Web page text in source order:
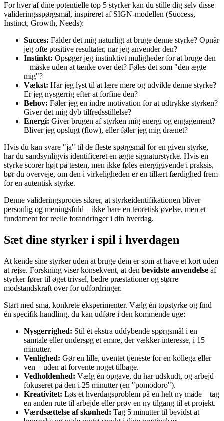
For hver af dine potentielle top 5 styrker kan du stille dig selv disse
valideringsspørgsmål, inspireret af SIGN-modellen (Success,
Instinct, Growth, Needs):
Succes: Falder det mig naturligt at bruge denne styrke? Opnår
jeg ofte positive resultater, når jeg anvender den?
Instinkt: Opsøger jeg instinktivt muligheder for at bruge den
– måske uden at tænke over det? Føles det som "den ægte
mig"?
Vækst: Har jeg lyst til at lære mere og udvikle denne styrke?
Er jeg nysgerrig efter at forfine den?
Behov: Føler jeg en indre motivation for at udtrykke styrken?
Giver det mig dyb tilfredsstillelse?
Energi: Giver brugen af styrken mig energi og engagement?
Bliver jeg opslugt (flow), eller føler jeg mig drænet?
Hvis du kan svare "ja" til de fleste spørgsmål for en given styrke,
har du sandsynligvis identificeret en ægte signaturstyrke. Hvis en
styrke scorer højt på testen, men ikke føles energigivende i praksis,
bør du overveje, om den i virkeligheden er en tillært færdighed frem
for en autentisk styrke.
Denne valideringsproces sikrer, at styrkeidentifikationen bliver
personlig og meningsfuld – ikke bare en teoretisk øvelse, men et
fundament for reelle forandringer i din hverdag.
Sæt dine styrker i spil i hverdagen
At kende sine styrker uden at bruge dem er som at have et kort uden
at rejse. Forskning viser konsekvent, at den bevidste anvendelse af
styrker fører til øget trivsel, bedre præstationer og større
modstandskraft over for udfordringer.
Start med små, konkrete eksperimenter. Vælg én topstyrke og find
én specifik handling, du kan udføre i den kommende uge:
Nysgerrighed: Stil ét ekstra uddybende spørgsmål i en
samtale eller undersøg et emne, der vækker interesse, i 15
minutter.
Venlighed: Gør en lille, uventet tjeneste for en kollega eller
ven – uden at forvente noget tilbage.
Vedholdenhed: Vælg én opgave, du har udskudt, og arbejd
fokuseret på den i 25 minutter (en "pomodoro").
Kreativitet: Løs et hverdagsproblem på en helt ny måde – tag
en anden rute til arbejde eller prøv en ny tilgang til et projekt.
Værdsættelse af skønhed: Tag 5 minutter til bevidst at